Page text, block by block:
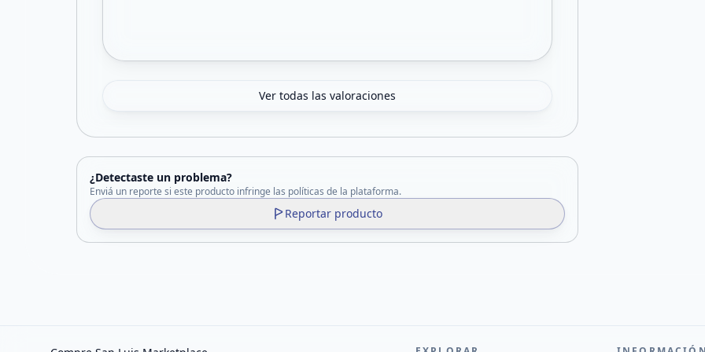
Ver todas las valoraciones
¿Detectaste un problema?
Enviá un reporte si este producto infringe las políticas de la plataforma.
Reportar producto